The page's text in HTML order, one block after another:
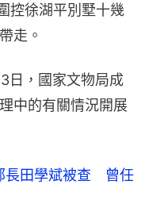
控徐湖平別墅十幾
走。
日，國家文物局成
中的有關情況開展
長田學斌被查 曾任